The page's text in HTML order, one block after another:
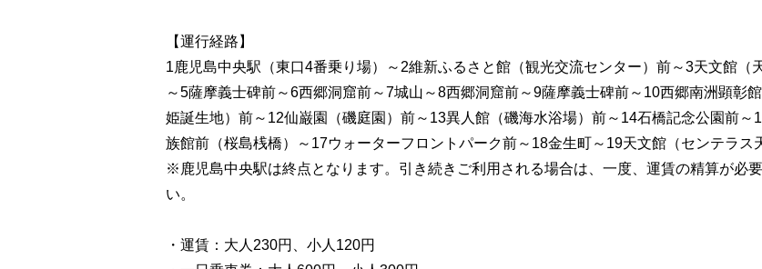
【運行経路】
1鹿児島中央駅（東口4番乗り場）～2維新ふるさと館（観光交流センター）前～3天文館（
～5薩摩義士碑前～6西郷洞窟前～7城山～8西郷洞窟前～9薩摩義士碑前～10西郷南洲顕彰
姫誕生地）前～12仙巌園（磯庭園）前～13異人館（磯海水浴場）前～14石橋記念公園前
族館前（桜島桟橋）～17ウォーターフロントパーク前～18金生町～19天文館（センテラス
※鹿児島中央駅は終点となります。引き続きご利用される場合は、一度、運賃の精算が必
い。
・運賃：大人230円、小人120円